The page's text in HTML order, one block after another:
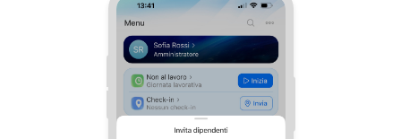
Online store
Dipendenti
Knowledge base